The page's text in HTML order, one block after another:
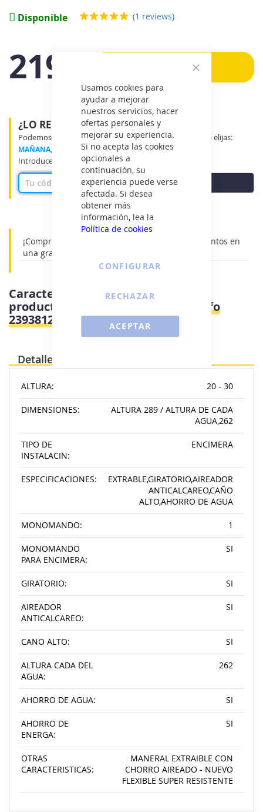
Cerrar
Usamos cookies para
ayudar a mejorar
nuestros servicios, hacer
ofertas personales y
mejorar su experiencia.
Si no acepta las cookies
opcionales a
continuación, su
experiencia puede verse
afectada. Si desea
obtener más
información, lea la
Política de cookies
ACEPTAR
CONFIGURAR
RECHAZAR
Disponible (1 reviews)
219€ Añadir
¿LO RECIBIRÉ MAÑANA?
Podemos entregar tu producto en el tramo horario que elijas:
MAÑANA, MEDIO DÍA o TARDE
Introduce tu código postal para ver disponibilidad
COMPROBAR
¡Compra online! Grifos TEKA Disfruta de descuentos en
una gran variedad de catálogo.
de
imágenes
Características e información del
producto
Teka ARK 938 I INOX - Grifo
23938120I
Detalles
ALTURA: 20 - 30
DIMENSIONES:
ALTURA 289 / ALTURA DE CADA
AGUA,262
TIPO DE
INSTALACIN:
ENCIMERA
ESPECIFICACIONES:
EXTRABLE,GIRATORIO,AIREADOR
ANTICALCAREO,CAÑO
ALTO,AHORRO DE AGUA
MONOMANDO: 1
MONOMANDO
PARA ENCIMERA:
SI
GIRATORIO: SI
AIREADOR
ANTICALCAREO:
SI
CANO ALTO: SI
ALTURA CADA DEL
AGUA:
262
AHORRO DE AGUA: SI
AHORRO DE
ENERGA:
SI
OTRAS
CARACTERISTICAS:
MANERAL EXTRAIBLE CON
CHORRO AIREADO - NUEVO
FLEXIBLE SUPER RESISTENTE